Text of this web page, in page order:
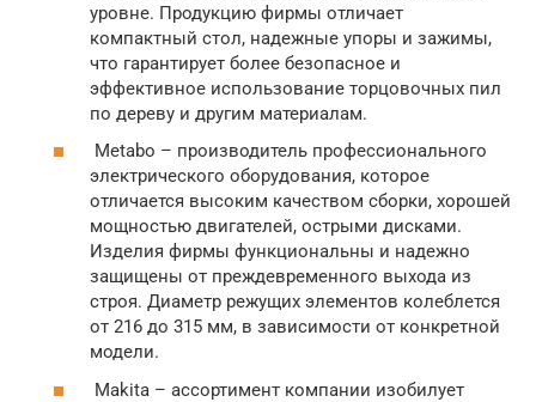
уровне. Продукцию фирмы отличает
компактный стол, надежные упоры и зажимы,
что гарантирует более безопасное и
эффективное использование торцовочных пил
по дереву и другим материалам.
Metabo – производитель профессионального
электрического оборудования, которое
отличается высоким качеством сборки, хорошей
мощностью двигателей, острыми дисками.
Изделия фирмы функциональны и надежно
защищены от преждевременного выхода из
строя. Диаметр режущих элементов колеблется
от 216 до 315 мм, в зависимости от конкретной
модели.
Makita – ассортимент компании изобилует